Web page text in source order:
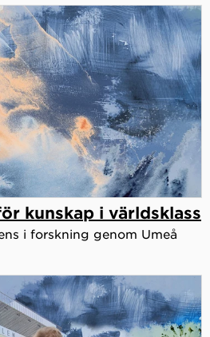
kunskap i världsklass
i forskning genom Umeå